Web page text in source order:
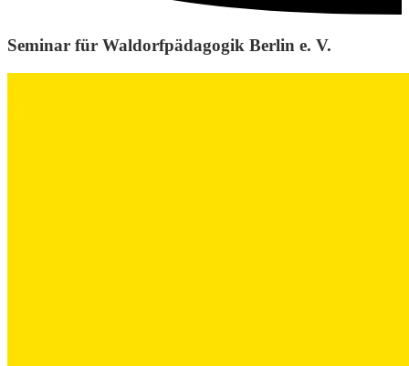
Seminar für Waldorfpädagogik Berlin e. V.